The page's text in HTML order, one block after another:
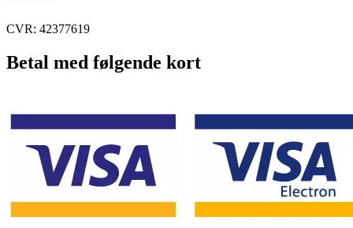
CVR: 42377619
Betal med følgende kort